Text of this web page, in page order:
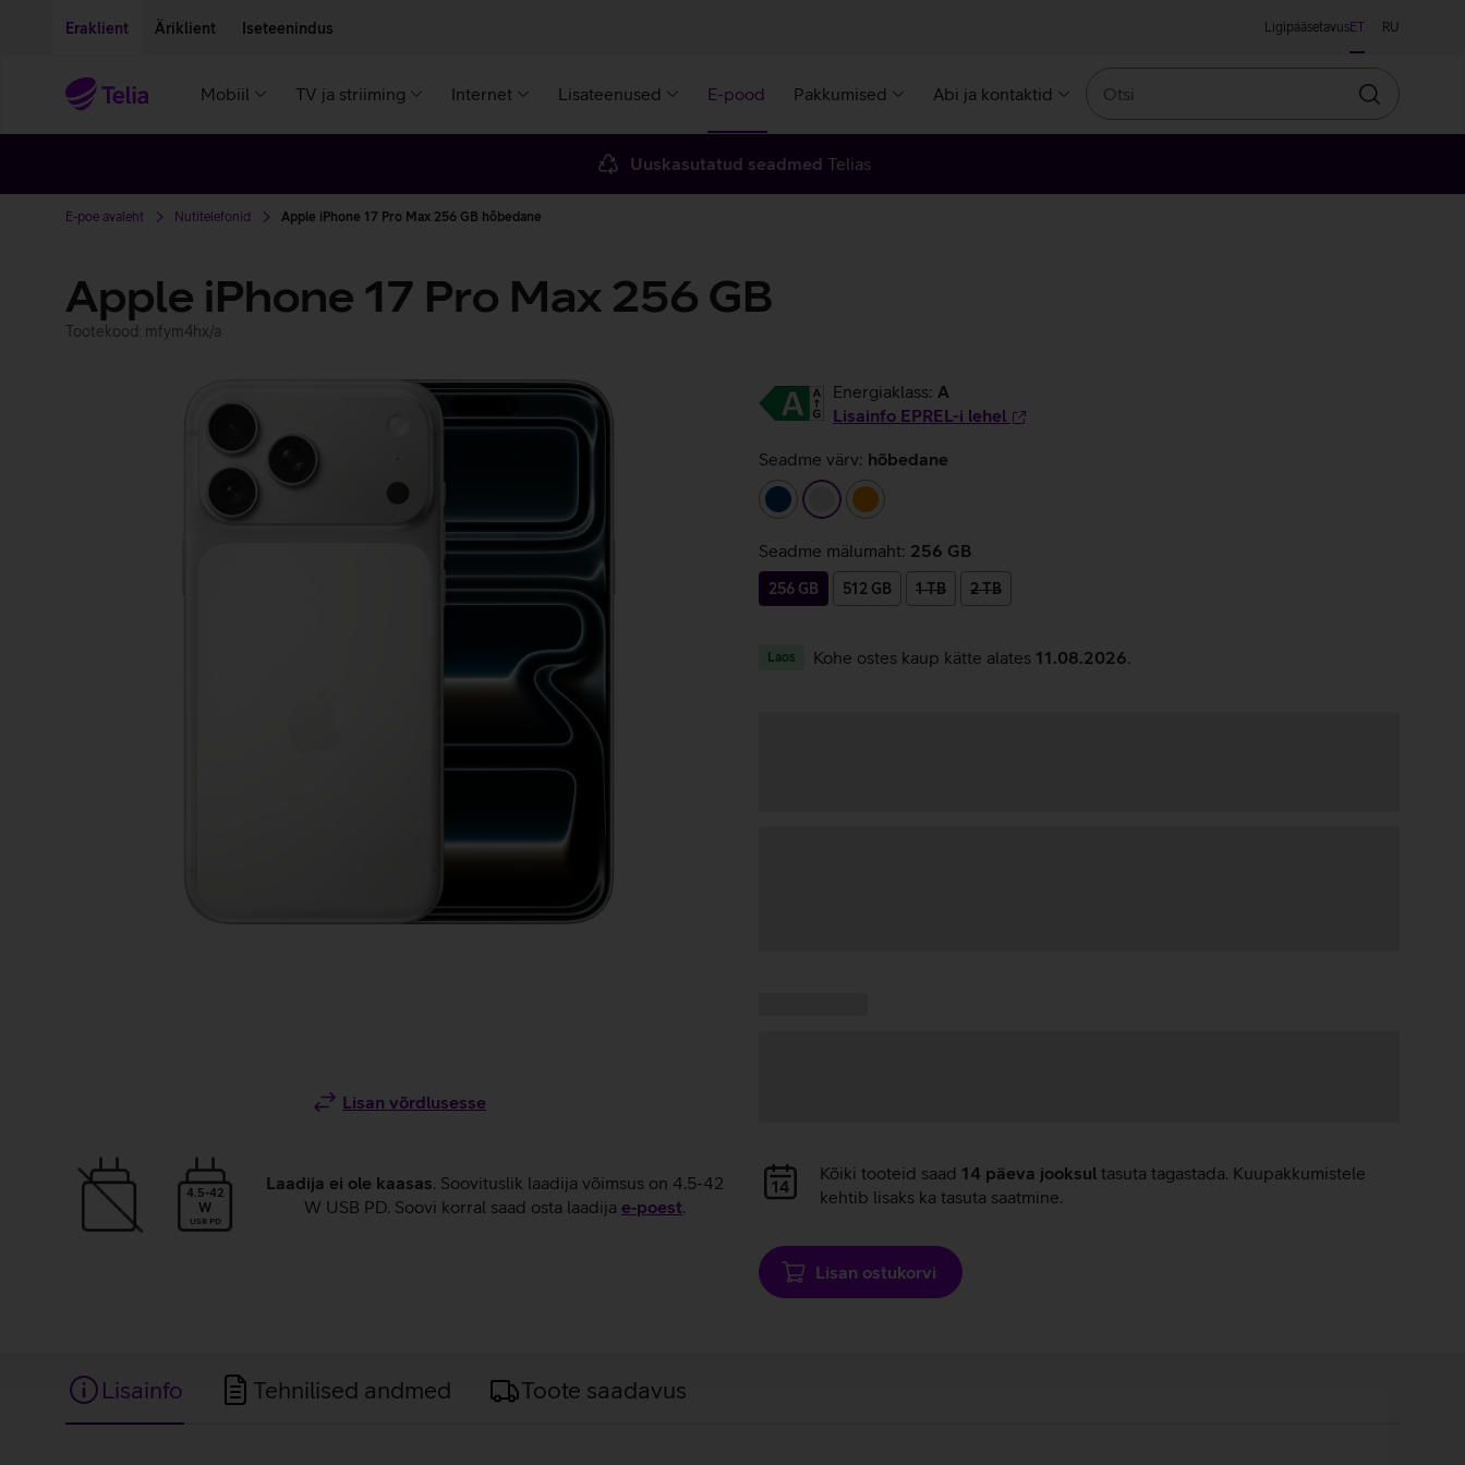
Eraklient Äriklient Iseteenindus LigipääsetavusET RU
Mobiil TV ja striiming Internet Lisateenused E-pood Pakkumised Abi ja kontaktid
Otsin
Uuskasutatud seadmed Telias
E-poe avaleht Nutitelefonid Apple iPhone 17 Pro Max 256 GB hõbedane
Apple iPhone 17 Pro Max 256 GB
Tootekood: mfym4hx/a
Lisan võrdlusesse
4.5-42
W
USB PD
Laadija ei ole kaasas. Soovituslik laadija võimsus on 4.5-42
W USB PD. Soovi korral saad osta laadija e‑poest.
Energiaklass: A
Lisainfo EPREL-i lehel
Seadme värv: hõbedane
tumesininehõbedane
oranž
Seadme mälumaht: 256 GB
256 GB 512 GB 1 TB 2 TB
Laos Kohe ostes kaup kätte alates 11.08.2026
Andmete
laadimine
Kõiki tooteid saad 14 päeva jooksul tasuta tagastada. Kuupakkumistele
kehtib lisaks ka tasuta saatmine.
Lisan ostukorvi
Lisainfo Tehnilised andmed Toote saadavus